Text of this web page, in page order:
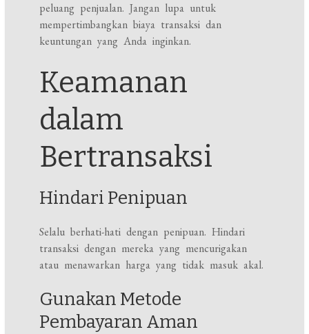
peluang penjualan. Jangan lupa untuk
mempertimbangkan biaya transaksi dan
keuntungan yang Anda inginkan.
Keamanan
dalam
Bertransaksi
Hindari Penipuan
Selalu berhati-hati dengan penipuan. Hindari
transaksi dengan mereka yang mencurigakan
atau menawarkan harga yang tidak masuk akal.
Gunakan Metode
Pembayaran Aman